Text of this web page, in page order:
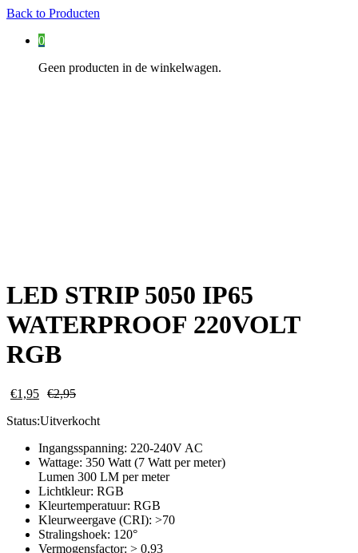
Back to Producten
0
Geen producten in de winkelwagen.
LED STRIP 5050 IP65
WATERPROOF 220VOLT
RGB
€1,95 €2,95
Status:Uitverkocht
Ingangsspanning: 220-240V AC
Wattage: 350 Watt (7 Watt per meter)
Lumen 300 LM per meter
Lichtkleur: RGB
Kleurtemperatuur: RGB
Kleurweergave (CRI): >70
Stralingshoek: 120°
Vermogensfactor: > 0,93